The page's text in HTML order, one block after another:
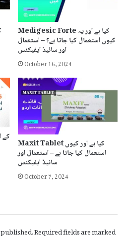
Medigesic Forte کیا ہے اور یہ
کیوں استعمال کیا جاتا ہے؟ – استعمال
اور سائیڈ ایفیکٹس
October 16, 2024
Maxit Tablet کیا ہے اور کیوں
استعمال کیا جاتا ہے – استعمال اور
سائیڈ ایفیکٹس
October 7, 2024
Required fields are marked